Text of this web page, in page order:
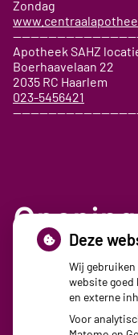
Zondag 12.00
Apotheek SAHZ
Boerhaavelaan 22
2035 RC Haarlem
023-5456421
Woensdag:
Donderdag:
Deze
Wij
website goed
en externe
Voor